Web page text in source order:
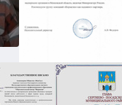
объект РТИ:
объекта
АТЗ Паспорт
Правительства